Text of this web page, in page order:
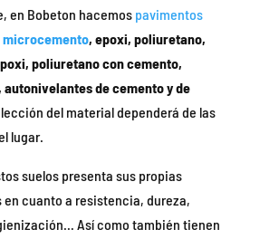
en Bobeton hacemos pavimentos
microcemento, epoxi, poliuretano,
poliuretano con cemento,
de cemento y de
del material dependerá de las
lugar.
suelos presenta sus propias
cuanto a resistencia, dureza,
Así como también tienen